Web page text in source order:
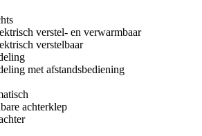
verstel- en verwarmbaar
verstelbaar
met afstandsbediening
achterklep